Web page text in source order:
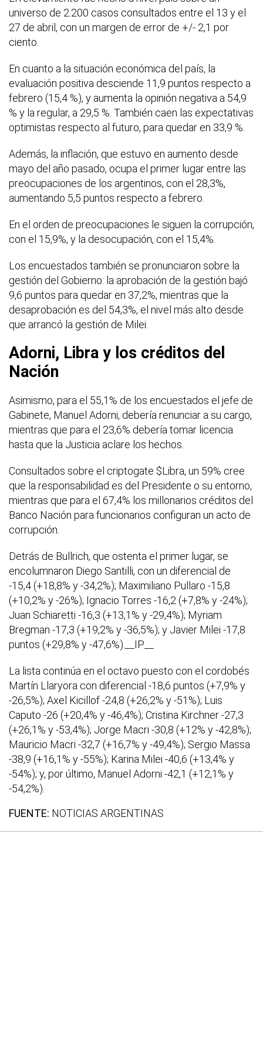
universo de 2.200 casos consultados entre el 13 y el
27 de abril, con un margen de error de +/- 2,1 por
ciento.
En cuanto a la situación económica del país, la
evaluación positiva desciende 11,9 puntos respecto a
febrero (15,4 %), y aumenta la opinión negativa a 54,9
% y la regular, a 29,5 %. También caen las expectativas
optimistas respecto al futuro, para quedar en 33,9 %.
Además, la inflación, que estuvo en aumento desde
mayo del año pasado, ocupa el primer lugar entre las
preocupaciones de los argentinos, con el 28,3%,
aumentando 5,5 puntos respecto a febrero.
En el orden de preocupaciones le siguen la corrupción,
con el 15,9%, y la desocupación, con el 15,4%.
Los encuestados también se pronunciaron sobre la
gestión del Gobierno: la aprobación de la gestión bajó
9,6 puntos para quedar en 37,2%, mientras que la
desaprobación es del 54,3%, el nivel más alto desde
que arrancó la gestión de Milei.
Adorni, Libra y los créditos del
Nación
Asimismo, para el 55,1% de los encuestados el jefe de
Gabinete, Manuel Adorni, debería renunciar a su cargo,
mientras que para el 23,6% debería tomar licencia
hasta que la Justicia aclare los hechos.
Consultados sobre el criptogate $Libra, un 59% cree
que la responsabilidad es del Presidente o su entorno,
mientras que para el 67,4% los millonarios créditos del
Banco Nación para funcionarios configuran un acto de
corrupción.
Detrás de Bullrich, que ostenta el primer lugar, se
encolumnaron Diego Santilli, con un diferencial de
-15,4 (+18,8% y -34,2%); Maximiliano Pullaro -15,8
(+10,2% y -26%); Ignacio Torres -16,2 (+7,8% y -24%);
Juan Schiaretti -16,3 (+13,1% y -29,4%); Myriam
Bregman -17,3 (+19,2% y -36,5%); y Javier Milei -17,8
puntos (+29,8% y -47,6%).__IP__
La lista continúa en el octavo puesto con el cordobés
Martín Llaryora con diferencial -18,6 puntos (+7,9% y
-26,5%); Axel Kicillof -24,8 (+26,2% y -51%); Luis
Caputo -26 (+20,4% y -46,4%); Cristina Kirchner -27,3
(+26,1% y -53,4%); Jorge Macri -30,8 (+12% y -42,8%);
Mauricio Macri -32,7 (+16,7% y -49,4%); Sergio Massa
-38,9 (+16,1% y -55%); Karina Milei -40,6 (+13,4% y
-54%); y, por último, Manuel Adorni -42,1 (+12,1% y
-54,2%).
FUENTE: NOTICIAS ARGENTINAS